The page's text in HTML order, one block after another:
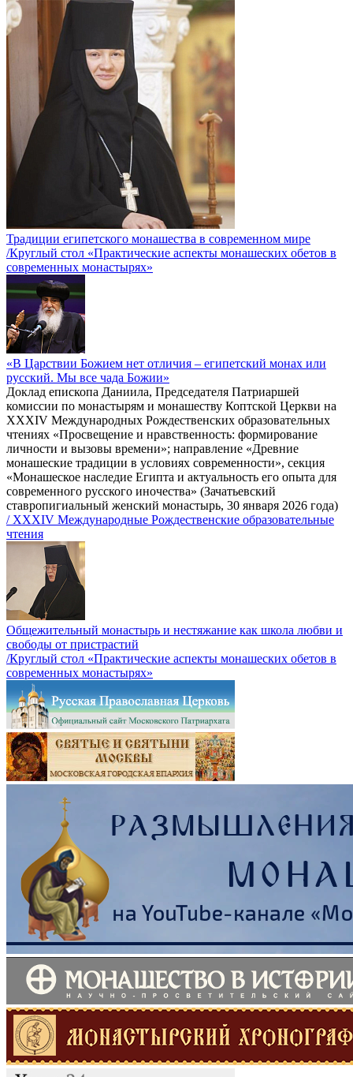
Традиции египетского монашества в современном мире
/Круглый стол «Практические аспекты монашеских обетов в
современных монастырях»
«В Царствии Божием нет отличия – египетский монах или
русский. Мы все чада Божии»
Доклад епископа Даниила, Председателя Патриаршей
комиссии по монастырям и монашеству Коптской Церкви на
XXXIV Международных Рождественских образовательных
чтениях «Просвещение и нравственность: формирование
личности и вызовы времени»; направление «Древние
монашеские традиции в условиях современности», секция
«Монашеское наследие Египта и актуальность его опыта для
современного русского иночества» (Зачатьевский
ставропигиальный женский монастырь, 30 января 2026 года)
/ XXXIV Международные Рождественские образовательные
чтения
Общежительный монастырь и нестяжание как школа любви и
свободы от пристрастий
/Круглый стол «Практические аспекты монашеских обетов в
современных монастырях»